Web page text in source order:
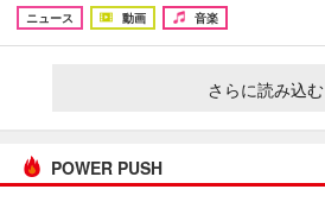
ニュース
動画 音楽
さらに読み込む
POWER PUSH